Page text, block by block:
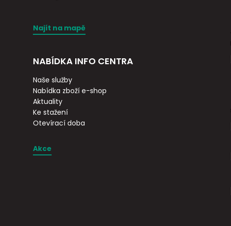
Najít na mapě
NABÍDKA INFO CENTRA
Naše služby
Nabídka zboží e-shop
Aktuality
Ke stažení
Otevírací doba
Akce